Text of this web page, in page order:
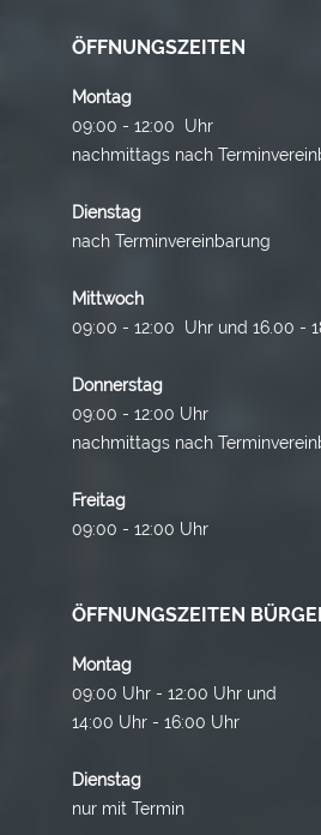
ÖFFNUNGSZEITEN
Montag
09:00 - 12:00 Uhr
nachmittags nach
Dienstag
nach Terminvereinbarung
Mittwoch
09:00 - 12:00 Uhr und 16.00 -
Donnerstag
09:00 - 12:00 Uhr
nachmittags nach
Freitag
09:00 - 12:00 Uhr
ÖFFNUNGSZEITEN
Montag
09:00 Uhr - 12:00 Uhr und
14:00 Uhr - 16:00 Uhr
Dienstag
nur mit Termin